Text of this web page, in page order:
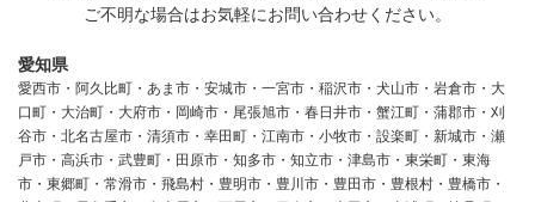
ご不明な場合はお気軽にお問い合わせください。
愛知県
愛西市・阿久比町・あま市・安城市・一宮市・稲沢市・犬山市・岩倉市・大
口町・大治町・大府市・岡崎市・尾張旭市・春日井市・蟹江町・蒲郡市・刈
谷市・北名古屋市・清須市・幸田町・江南市・小牧市・設楽町・新城市・瀬
戸市・高浜市・武豊町・田原市・知多市・知立市・津島市・東栄町・東海
市・東郷町・常滑市・飛島村・豊明市・豊川市・豊田市・豊根村・豊橋市・